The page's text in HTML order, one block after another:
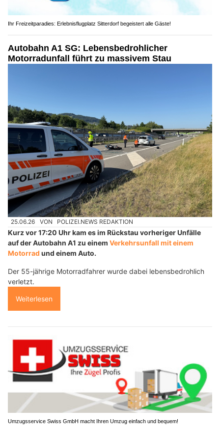
Ihr Freizeitparadies: Erlebnisflugplatz Sitterdorf begeistert alle Gäste!
Autobahn A1 SG: Lebensbedrohlicher
Motorradunfall führt zu massivem Stau
25.06.26 VON POLIZEI.NEWS REDAKTION
Kurz vor 17:20 Uhr kam es im Rückstau vorheriger Unfälle
auf der Autobahn A1 zu einem Verkehrsunfall mit einem
Motorrad und einem Auto.
Der 55-jährige Motorradfahrer wurde dabei lebensbedrohlich
verletzt.
Weiterlesen
Umzugsservice Swiss GmbH macht Ihren Umzug einfach und bequem!